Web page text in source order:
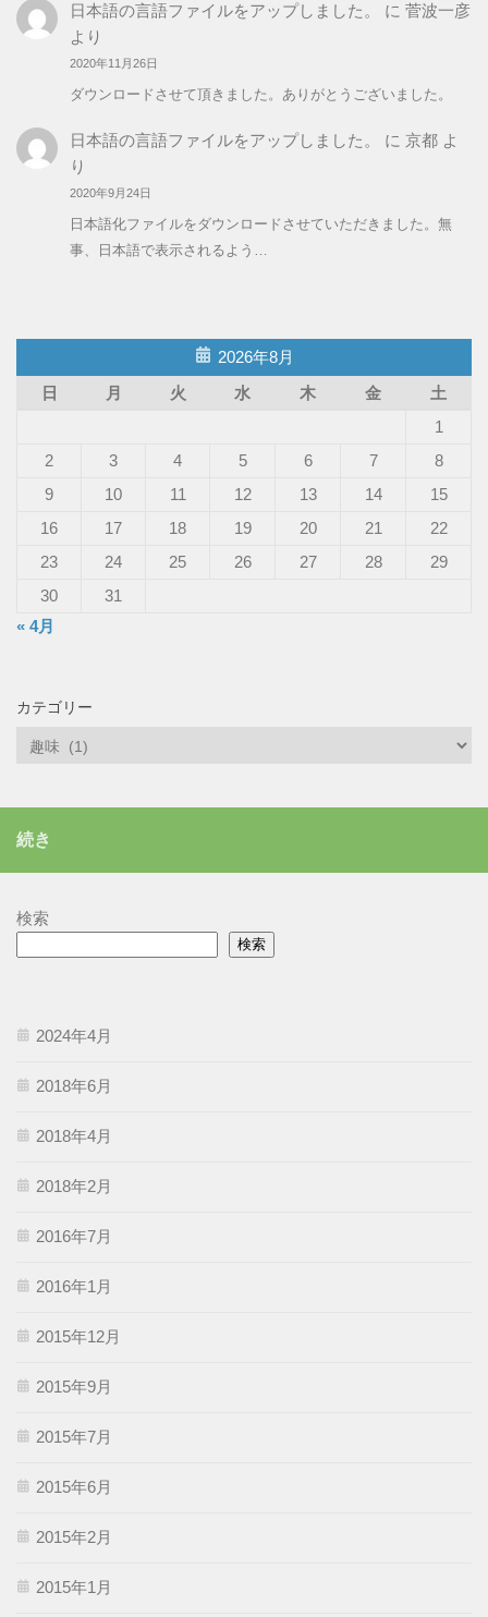
日本語の言語ファイルをアップしました。 に 菅波一彦
より
2020年11月26日
ダウンロードさせて頂きました。ありがとうございました。
日本語の言語ファイルをアップしました。 に 京都よ
り
2020年9月24日
日本語化ファイルをダウンロードさせていただきました。無
事、日本語で表示されるよう…
2026年8月
日
月 火 水 木 金
土
1
2
3 4 5 6 7
8
9
10 11 12 13 14
15
16
17 18 19 20 21
22
23
24 25 26 27 28
29
30
31
« 4月
カテゴリー
カ
ー
続き
検索
検索
2024年4月
2018年6月
2018年4月
2018年2月
2016年7月
2016年1月
2015年12月
2015年9月
2015年7月
2015年6月
2015年2月
2015年1月